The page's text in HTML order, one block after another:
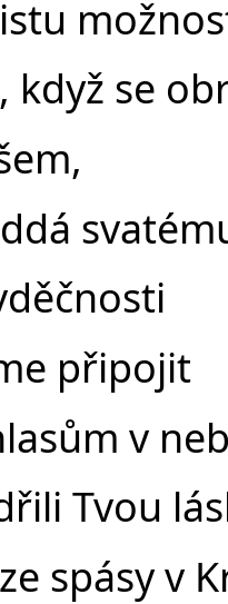
když se
připojit
v
Tvou
spásy v